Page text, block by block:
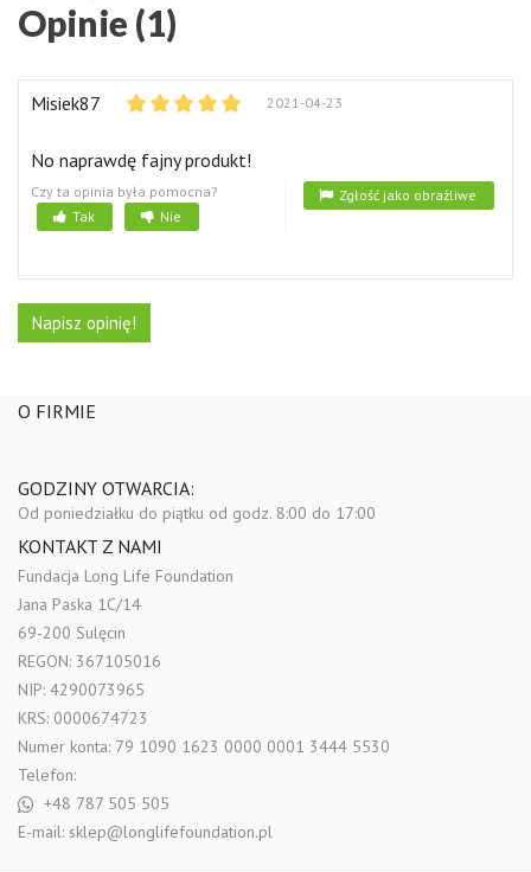
Opinie (1)
Misiek87 2021-04-23
No naprawdę fajny produkt!
Czy ta opinia była pomocna?
Tak
Nie
Zgłość jako obraźliwe
Napisz opinię!
O FIRMIE
GODZINY OTWARCIA:
Od poniedziałku do piątku od godz. 8:00 do 17:00
KONTAKT Z NAMI
Fundacja Long Life Foundation
Jana Paska 1C/14
69-200 Sulęcin
REGON: 367105016
NIP: 4290073965
KRS: 0000674723
Numer konta: 79 1090 1623 0000 0001 3444 5530
Telefon:
+48 787 505 505
E-mail: sklep@longlifefoundation.pl